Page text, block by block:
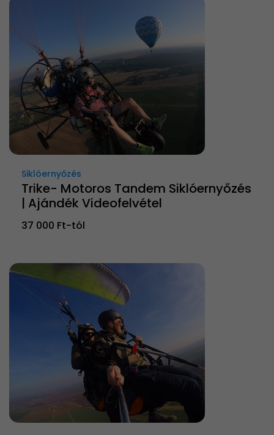
Siklóernyőzés
Trike- Motoros Tandem Siklóernyőzés
| Ajándék Videofelvétel
37 000 Ft-tól